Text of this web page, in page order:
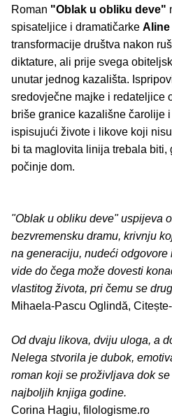
Roman "Oblak u obliku deve"
spisateljice i dramatičarke Aline
transformacije društva nakon
diktature, ali prije svega
unutar jednog kazališta.
sredovječne majke i redateljice
briše granice kazališne čarolije
ispisujući živote i likove koji
bi ta maglovita linija trebala biti,
počinje dom.
"Oblak u obliku deve" uspijeva
bezvremensku dramu, krivnju
na generaciju, nudeći
vide do čega može dovesti
vlastitog života, pri čemu se
Mihaela-Pascu Oglindă,
Od dvaju likova, dviju uloga, a
Nelega stvorila je dubok,
roman koji se proživljava dok
najboljih knjiga godine.
Corina Hagiu, filologisme.ro